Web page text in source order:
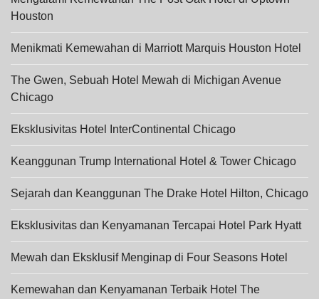
Houston
Menikmati Kemewahan di Marriott Marquis Houston Hotel
The Gwen, Sebuah Hotel Mewah di Michigan Avenue
Chicago
Eksklusivitas Hotel InterContinental Chicago
Keanggunan Trump International Hotel & Tower Chicago
Sejarah dan Keanggunan The Drake Hotel Hilton, Chicago
Eksklusivitas dan Kenyamanan Tercapai Hotel Park Hyatt
Mewah dan Eksklusif Menginap di Four Seasons Hotel
Kemewahan dan Kenyamanan Terbaik Hotel The